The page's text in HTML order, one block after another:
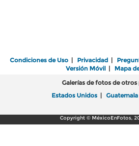
Condiciones de Uso Privacidad
Versión Móvil| Mapa
Galerías de fotos de otros
Estados Unidos
Guatemala
Copyright © MéxicoEnFotos,